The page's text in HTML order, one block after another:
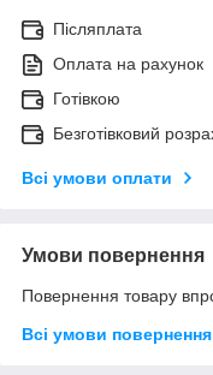
Післяплата
Оплата на рахунок
Готівкою
Безготівковий
Всі умови оплати
Умови повернення
Повернення товару
Всі умови повернення